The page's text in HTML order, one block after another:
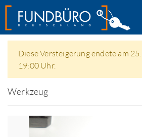
Diese Versteigerung endete am
19:00 Uhr.
Werkzeug